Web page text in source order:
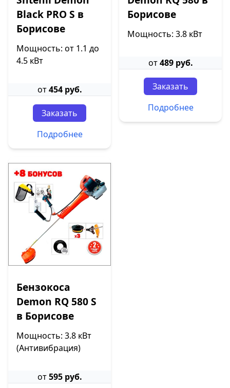
Black PRO S в
Борисове
Мощность: от 1.1 до
4.5 кВт
от454 руб.
Заказать
Подробнее
Борисове
Мощность: 3.8 кВт
от489 руб.
Заказать
Подробнее
Бензокоса
Demon RQ 580 S
в Борисове
Мощность: 3.8 кВт
(Антивибрация)
от595 руб.